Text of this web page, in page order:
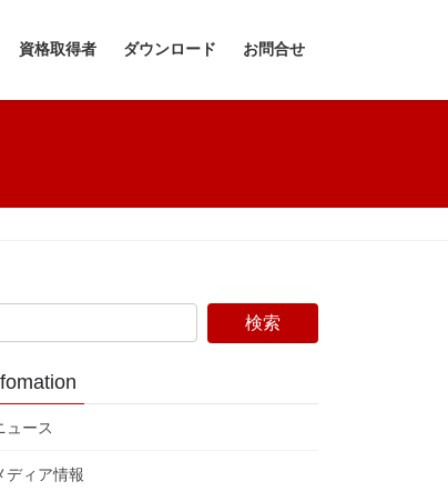
資格取得者 ダウンロード お問合せ
ュース
ディア情報